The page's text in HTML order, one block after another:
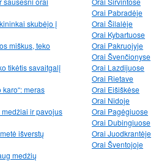
skubėjo į
miškus, teko
tikėtis savaitgalį
meras
ir pavojus
išverstų
medžių
Orai Pabradėje
Orai Šilalėje
Orai Kybartuose
Orai Pakruojyje
Orai Švenčionyse
Orai Lazdijuose
Orai Rietave
Orai Eišiškėse
Orai Nidoje
Orai Pagėgiuose
Orai Dubingiuose
Orai Juodkrantėje
Orai Šventojoje